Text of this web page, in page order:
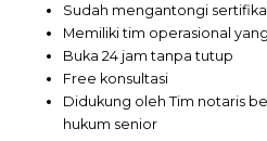
Sudah mengantongi
Memiliki tim operasional
Buka 24 jam tanpa tutup
Free konsultasi
Didukung oleh Tim notaris
hukum senior